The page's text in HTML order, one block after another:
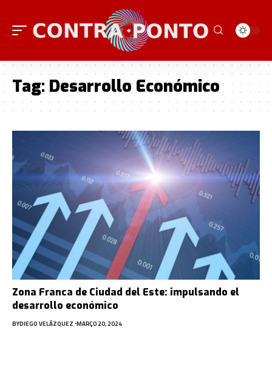
Tag: Desarrollo Económico
Zona Franca de Ciudad del Este: impulsando el
desarrollo económico
BYDIEGO VELÁZQUEZ MARÇO 20, 2024